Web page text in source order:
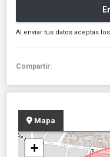
Al enviar tus datos aceptas los
Compartir:
Mapa
+